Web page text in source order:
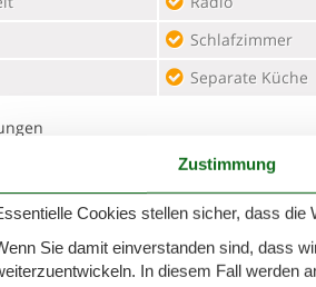
Schlafzimmer
Separate Küche
Zustimmung
Cookies stellen sicher, dass die
Sie damit einverstanden sind, dass
In diesem Fall werden